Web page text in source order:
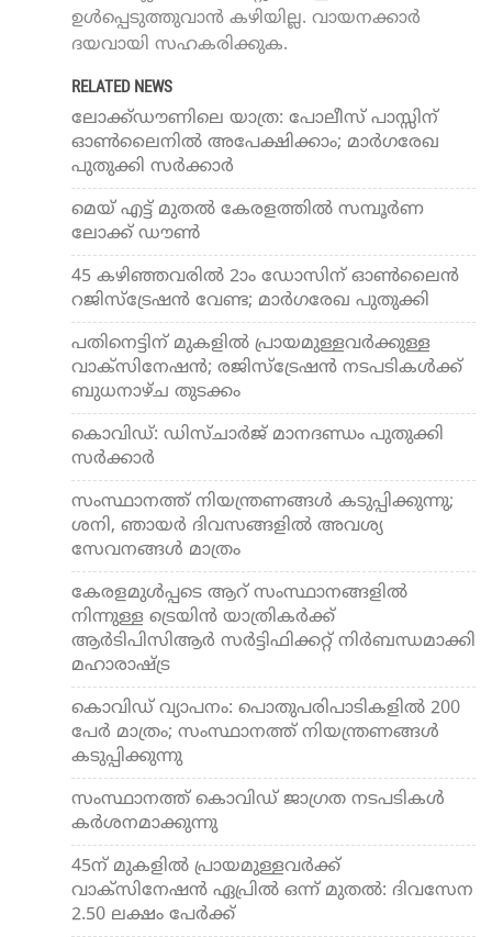
ഉൾപ്പെടുത്തുവാൻ കഴിയില്ല. വായനക്കാർ
ദയവായി സഹകരിക്കുക.
RELATED NEWS
ലോക്ക്ഡൗണിലെ യാത്ര: പോലീസ് പാസ്സിന്
ഓണ്‍ലൈനില്‍ അപേക്ഷിക്കാം; മാര്‍ഗരേഖ
പുതുക്കി സര്‍ക്കാര്‍
മെയ് എട്ട് മുതല്‍ കേരളത്തില്‍ സമ്പൂര്‍ണ
ലോക്ക് ഡൗണ്‍
45 കഴിഞ്ഞവരില്‍ 2ാം ഡോസിന് ഓണ്‍ലൈന്‍
റജിസ്‌ട്രേഷന്‍ വേണ്ട; മാര്‍ഗരേഖ പുതുക്കി
പതിനെട്ടിന് മുകളില്‍ പ്രായമുള്ളവര്‍ക്കുള്ള
വാക്സിനേഷന്‍; രജിസ്ട്രേഷന്‍ നടപടികള്‍ക്ക്
ബുധനാഴ്ച തുടക്കം
കൊവിഡ്: ഡിസ്ചാര്‍ജ് മാനദണ്ഡം പുതുക്കി
സര്‍ക്കാര്‍
സംസ്ഥാനത്ത് നിയന്ത്രണങ്ങള്‍ കടുപ്പിക്കുന്നു;
ശനി, ഞായര്‍ ദിവസങ്ങളില്‍ അവശ്യ
സേവനങ്ങള്‍ മാത്രം
കേരളമുള്‍പ്പടെ ആറ് സംസ്ഥാനങ്ങളില്‍
നിന്നുള്ള ട്രെയിന്‍ യാത്രികര്‍ക്ക്
ആര്‍ടിപിസിആര്‍ സര്‍ട്ടിഫിക്കറ്റ് നിര്‍ബന്ധമാക്കി
മഹാരാഷ്ട്ര
കൊവിഡ് വ്യാപനം: പൊതുപരിപാടികളില്‍ 200
പേര്‍ മാത്രം; സംസ്ഥാനത്ത് നിയന്ത്രണങ്ങള്‍
കടുപ്പിക്കുന്നു
സംസ്ഥാനത്ത് കൊവിഡ് ജാഗ്രത നടപടികള്‍
കര്‍ശനമാക്കുന്നു
45ന് മുകളില്‍ പ്രായമുള്ളവര്‍ക്ക്
വാക്‌സിനേഷന്‍ ഏപ്രില്‍ ഒന്ന് മുതല്‍: ദിവസേന
2.50 ലക്ഷം പേര്‍ക്ക്